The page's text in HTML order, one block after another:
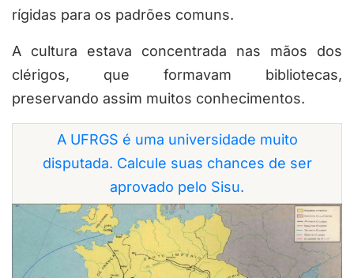
rígidas para os padrões comuns.
A cultura estava concentrada nas mãos dos
clérigos, que formavam bibliotecas,
preservando assim muitos conhecimentos.
A UFRGS é uma universidade muito
disputada. Calcule suas chances de ser
aprovado pelo Sisu.